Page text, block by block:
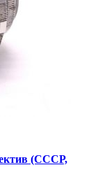
(СССР,